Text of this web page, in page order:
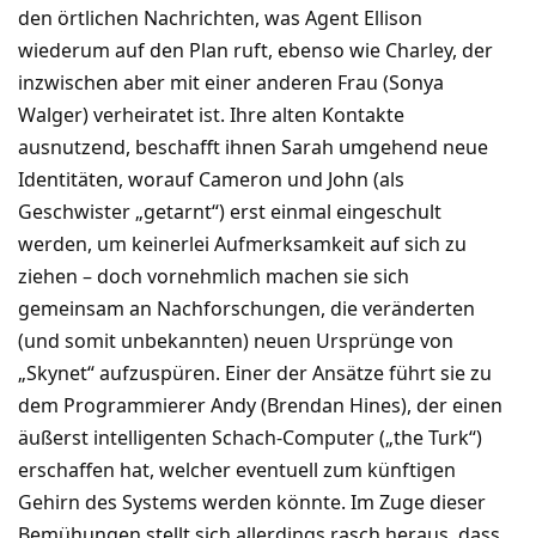
den örtlichen Nachrichten, was Agent Ellison
wiederum auf den Plan ruft, ebenso wie Charley, der
inzwischen aber mit einer anderen Frau (Sonya
Walger) verheiratet ist. Ihre alten Kontakte
ausnutzend, beschafft ihnen Sarah umgehend neue
Identitäten, worauf Cameron und John (als
Geschwister „getarnt“) erst einmal eingeschult
werden, um keinerlei Aufmerksamkeit auf sich zu
ziehen – doch vornehmlich machen sie sich
gemeinsam an Nachforschungen, die veränderten
(und somit unbekannten) neuen Ursprünge von
„Skynet“ aufzuspüren. Einer der Ansätze führt sie zu
dem Programmierer Andy (Brendan Hines), der einen
äußerst intelligenten Schach-Computer („the Turk“)
erschaffen hat, welcher eventuell zum künftigen
Gehirn des Systems werden könnte. Im Zuge dieser